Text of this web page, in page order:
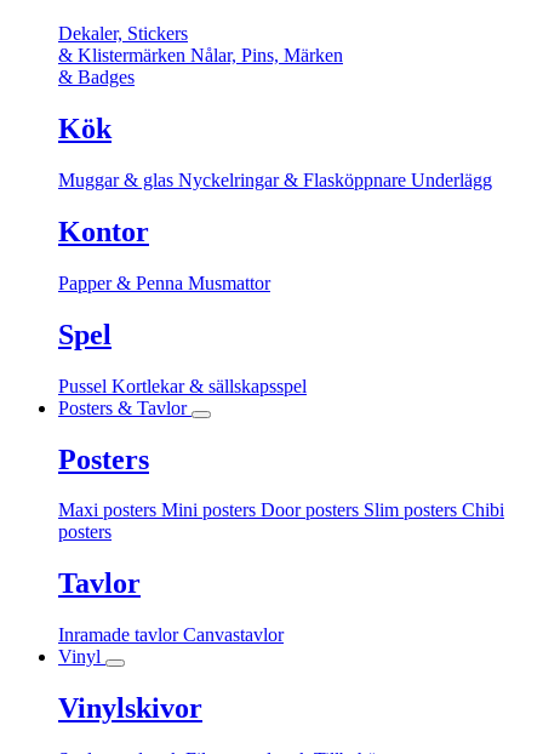
Dekaler, Stickers
& Klistermärken Nålar, Pins, Märken
& Badges
Kök
Muggar & glas Nyckelringar & Flasköppnare Underlägg
Kontor
Papper & Penna Musmattor
Spel
Pussel Kortlekar & sällskapsspel
Posters & Tavlor
Posters
Maxi posters Mini posters Door posters Slim posters Chibi
posters
Tavlor
Inramade tavlorCanvastavlor
Vinyl
Vinylskivor